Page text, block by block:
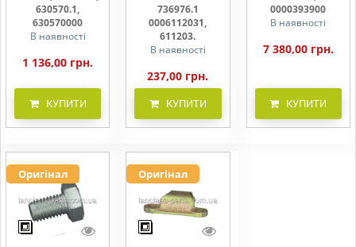
630570.1,
630570000
В наявності
1 136,00 грн.
КУПИТИ
611203.
736976.1
0006112031,
611203.
В наявності
237,00 грн.
КУПИТИ
0000393900
В наявності
7 380,00 грн.
КУПИТИ
Оригінал Оригінал